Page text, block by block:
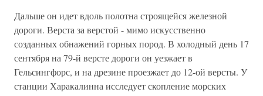
Дальше он идет вдоль полотна строящейся железной
дороги. Верста за верстой - мимо искусственно
созданных обнажений горных пород. В холодный день 17
сентября на 79-й версте дороги он уезжает в
Гельсингфорс, и на дрезине проезжает до 12-ой версты. У
станции Харакалинна исследует скопление морских